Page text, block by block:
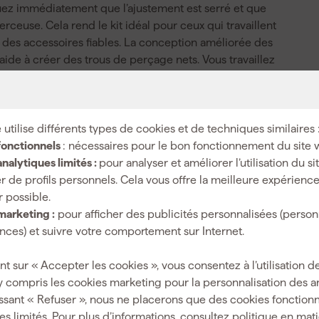
utilise différents types de cookies et de techniques similaires :
: nécessaires pour le bon fonctionnement du site
limités : pour analyser et améliorer l’utilisation du
de profils personnels. Cela vous offre la meilleure expérience
possible.
: pour afficher des publicités personnalisées
et suivre votre comportement sur Internet.
sur « Accepter les cookies », vous consentez à l’utilisation
compris les cookies marketing pour la personnalisation des
« Refuser », nous ne placerons que des cookies
limités. Pour plus d’informations, consultez politique en
immédiatement que l’ajustement est serré et que
Cela rend le kit idéal pour ceux qui travaillent
accessoires fiables. La conception améliorée des
à créer des trous de perçage nets. Vous travaillez
ou de la rénovation. Ce kit d’adaptateurs est un
efficacement dans différents matériaux.
perceuse-visseuse à batterie, perceuse-visseuse à
percussion sans fil
Bois tendre, Métal, Métal non-ferreux,
Plaques_plâtre, Plastique